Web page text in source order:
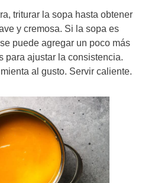
triturar la sopa hasta obtener
y cremosa. Si la sopa es
puede agregar un poco más
para ajustar la consistencia.
al gusto. Servir caliente.